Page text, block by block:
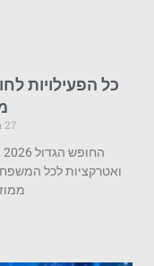
27 ביולי 2026
ואטרקציות לכל